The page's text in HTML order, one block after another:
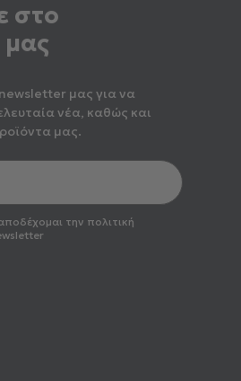
στο
μας για να
νέα, καθώς και
μας.
την πολιτική